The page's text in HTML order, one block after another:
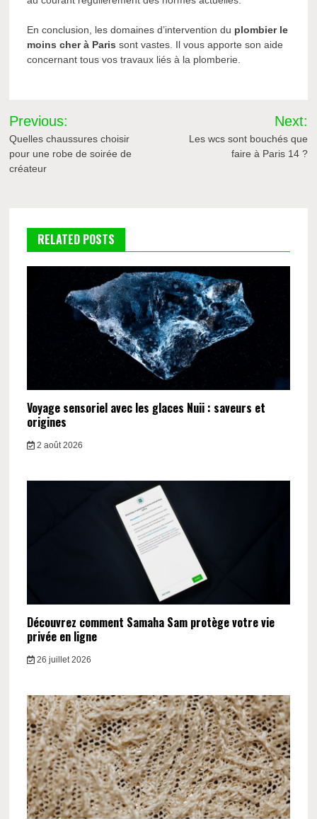
En conclusion, les domaines d’intervention du plombier le
moins cher à Parissont vastes. Il vous apporte son aide
concernant tous vos travaux liés à la plomberie.
Navigation
de
l’article
Previous:
Quelles chaussures choisir
pour une robe de soirée de
créateur
Next:
Les wcs sont bouchés que
faire à Paris 14 ?
RELATED POSTS
Voyage sensoriel avec les glaces Nuii : saveurs et
origines
2 août 2026
Découvrez comment Samaha Sam protège votre vie
privée en ligne
26 juillet 2026